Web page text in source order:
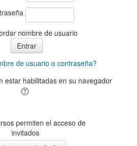
nombre de usuario
de usuario o contraseña?
estar habilitadas en su navegador
permiten el acceso de
invitados